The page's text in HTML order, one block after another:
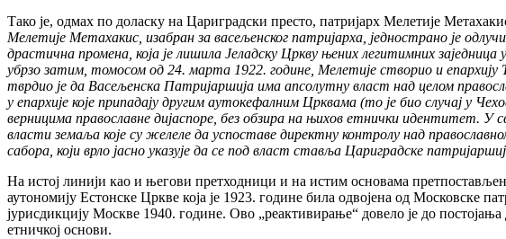
Тако је, одмах по доласку на Цариградски престо, патријарх Мелетије
Мелетије Метаxакис, изабран за васељенског патријарха, једнострано је
драстична промена, која је лишила Јеладску Цркву њених легитимних
убрзо затим, томосом од 24. марта 1922. године, Мелетије створио и епархију
тврдио је да Васељенска Патријаршија има апсолутну власт над целом
у епархије које припадају другим аутокефалним Црквама (то је био случај у
верницима православне дијаспоре, без обзира на њихов етнички идентитет.
власти земаља које су желеле да успоставе директну контролу над
сабора, који врло јасно указује да се под власт ставља Цариградске
На истој линији као и његови претходници и на истим основама
аутономију Естонске Цркве која је 1923. године била одвојена од Московске
јурисдикцију Москве 1940. године. Ово „реактивирање“ довело је до
етничкој основи.